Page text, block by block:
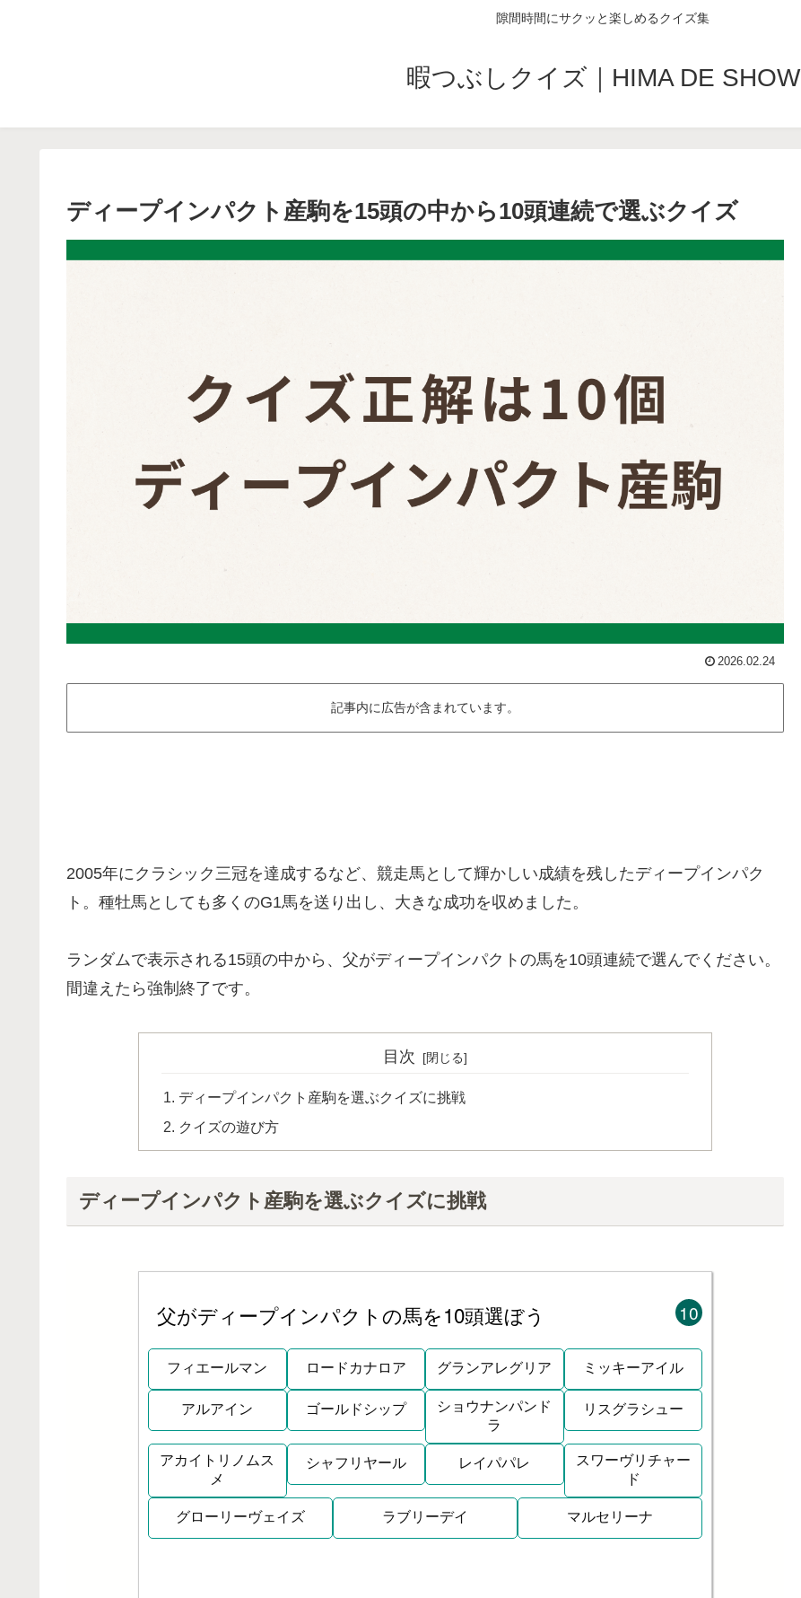
隙間時間にサクッと楽しめるクイズ集
暇つぶしクイズ｜HIMA DE SHOW
ディープインパクト産駒を15頭の中から10頭連続で選ぶクイズ
2026.02.24
記事内に広告が含まれています。
2005年にクラシック三冠を達成するなど、競走馬として輝かしい成績を残したディープインパク
ト。種牡馬としても多くのG1馬を送り出し、大きな成功を収めました。
ランダムで表示される15頭の中から、父がディープインパクトの馬を10頭連続で選んでください。
間違えたら強制終了です。
目次
ディープインパクト産駒を選ぶクイズに挑戦
クイズの遊び方
ディープインパクト産駒を選ぶクイズに挑戦